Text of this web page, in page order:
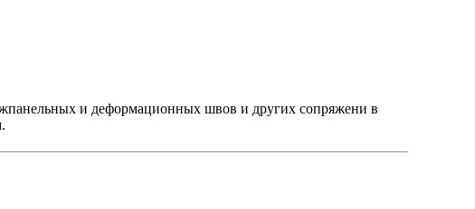
и деформационных швов и других сопряжени в